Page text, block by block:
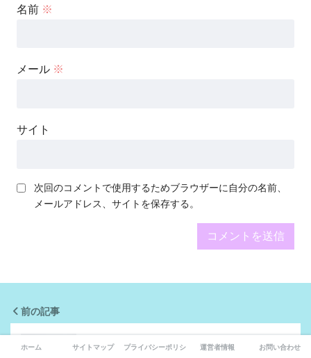
名前 ※
メール ※
サイト
次回のコメントで使用するためブラウザーに自分の名前、
メールアドレス、サイトを保存する。
前の記事
【応援！】キンプリ岩橋玄樹くんが休養宣
ホーム サイトマップ プライバシーポリシー 運営者情報 お問い合わせ